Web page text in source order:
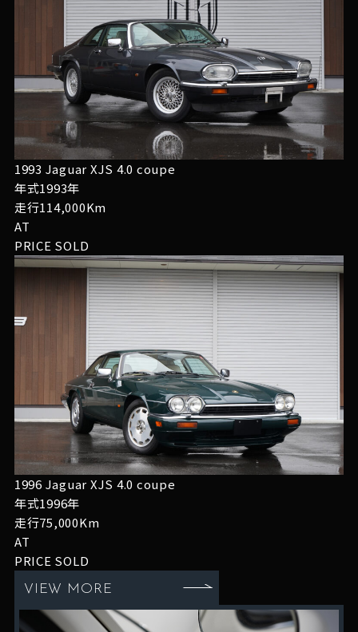
1993 Jaguar XJS 4.0 coupe
年式1993年
走行114,000Km
AT
PRICE SOLD
1996 Jaguar XJS 4.0 coupe
年式1996年
走行75,000Km
AT
PRICE SOLD
VIEW MORE